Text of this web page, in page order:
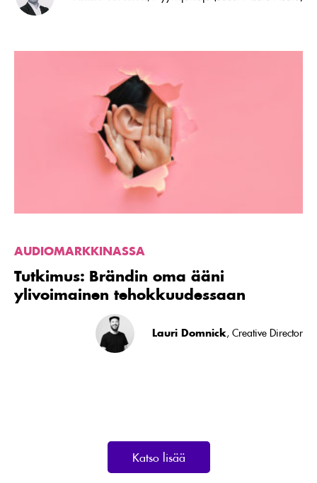
AUDIOMARKKINASSA
Tutkimus: Brändin oma ääni
ylivoimainen tehokkuudessaan
Lauri Domnick, Creative Director
Katso lisää